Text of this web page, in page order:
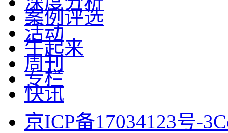
案例评选
活动
牛起来
周刊
专栏
快讯
京ICP备17034123号-3